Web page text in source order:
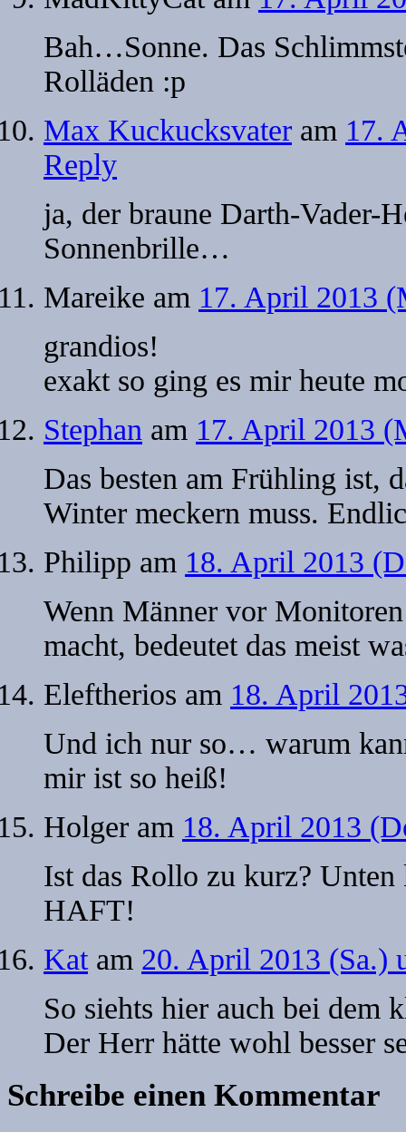
Bah…Sonne. Das
Rolläden :p
Max Kuckucksvater am 17.
Reply
ja, der braune Darth-Vader-
Sonnenbrille…
Mareike am 17. April 2013
grandios!
exakt so ging es mir heute
Stephan am 17. April 2013
Das besten am Frühling ist,
Winter meckern muss.
Philipp am 18. April 2013
Wenn Männer vor
macht, bedeutet das meist
Eleftherios am 18. April
Und ich nur so… warum
mir ist so heiß!
Holger am 18. April 2013
Ist das Rollo zu kurz?
HAFT!
Katam 20. April 2013 (Sa.)
So siehts hier auch bei dem
Der Herr hätte wohl besser
Schreibe einen Kommentar